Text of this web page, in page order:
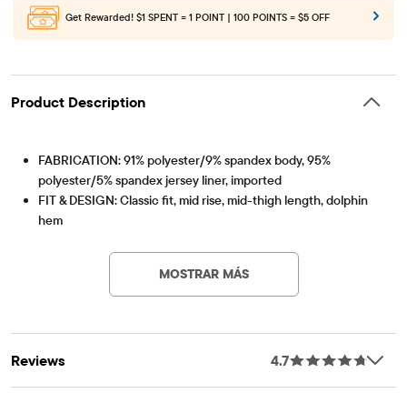
Get Rewarded! $1 SPENT = 1 POINT | 100 POINTS = $5 OFF
Product Description
FABRICATION: 91% polyester/9% spandex body, 95%
polyester/5% spandex jersey liner, imported
FIT & DESIGN: Classic fit, mid rise, mid-thigh length, dolphin
hem
FEATURES: Brief lined, quick drying, moisture wicking, side-
MOSTRAR MÁS
Reviews 4.7